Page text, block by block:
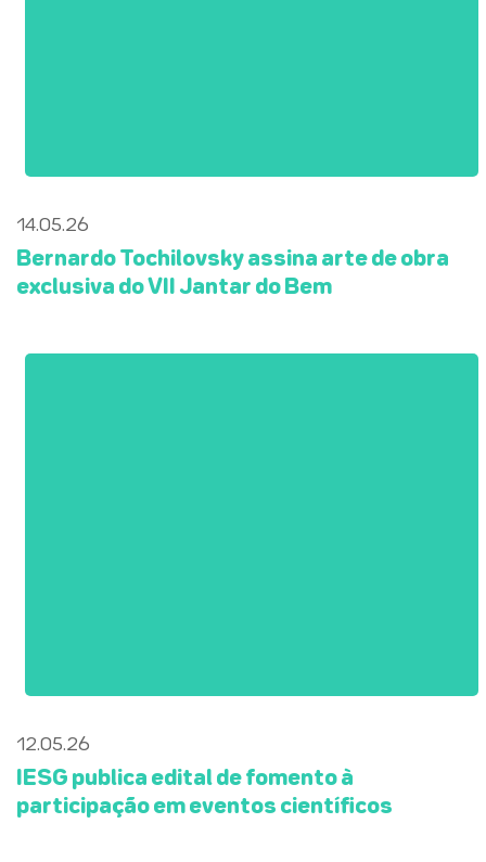
14.05.26
Bernardo Tochilovsky assina arte de obra
exclusiva do VII Jantar do Bem
12.05.26
IESG publica edital de fomento à
participação em eventos científicos